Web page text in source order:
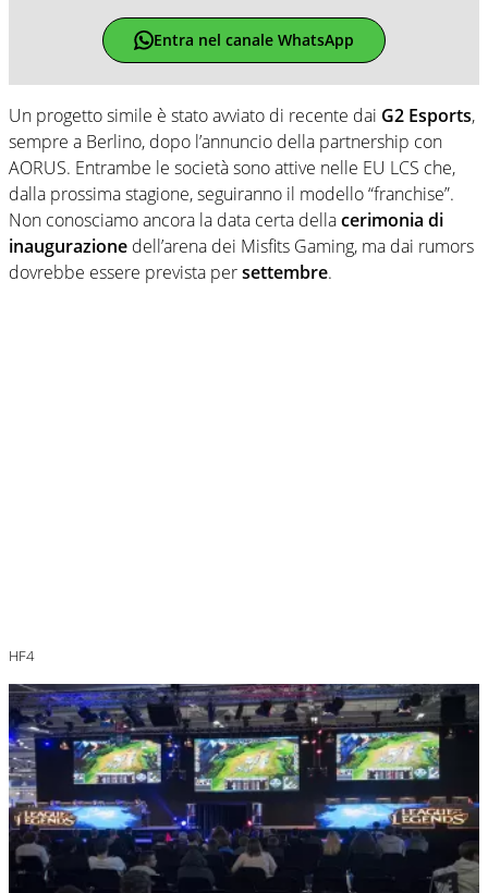
Entra nel canale WhatsApp
Un progetto simile è stato avviato di recente dai G2 Esports,
sempre a Berlino, dopo l’annuncio della partnership con
AORUS. Entrambe le società sono attive nelle EU LCS che,
dalla prossima stagione, seguiranno il modello “franchise”.
Non conosciamo ancora la data certa dellacerimonia di
inaugurazione dell’arena dei Misfits Gaming, ma dai rumors
dovrebbe essere prevista persettembre.
HF4